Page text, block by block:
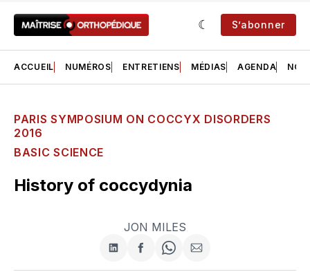
S’abonner
ACCUEIL NUMÉROS ENTRETIENS MÉDIAS AGENDA NOS
PARIS SYMPOSIUM ON COCCYX DISORDERS
2016
BASIC SCIENCE
History of coccydynia
JON MILES
Partager
sur
Partager
sur
Share
on
Partager
par